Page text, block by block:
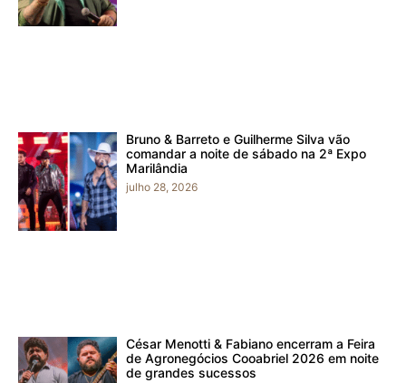
Bruno & Barreto e Guilherme Silva vão
comandar a noite de sábado na 2ª Expo
Marilândia
julho 28, 2026
César Menotti & Fabiano encerram a Feira
de Agronegócios Cooabriel 2026 em noite
de grandes sucessos